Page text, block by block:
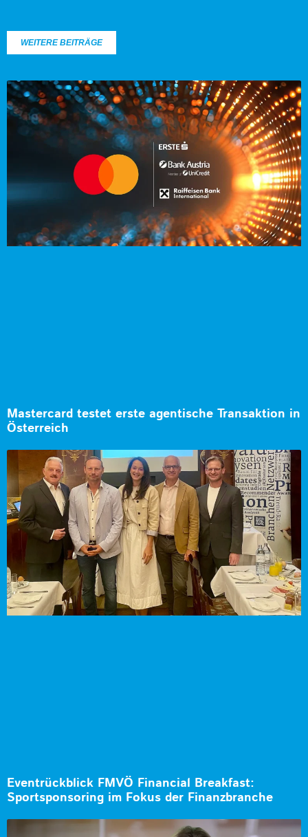
WEITERE BEITRÄGE
Mastercard testet erste agentische Transaktion in
Österreich
Eventrückblick FMVÖ Financial Breakfast:
Sportsponsoring im Fokus der Finanzbranche